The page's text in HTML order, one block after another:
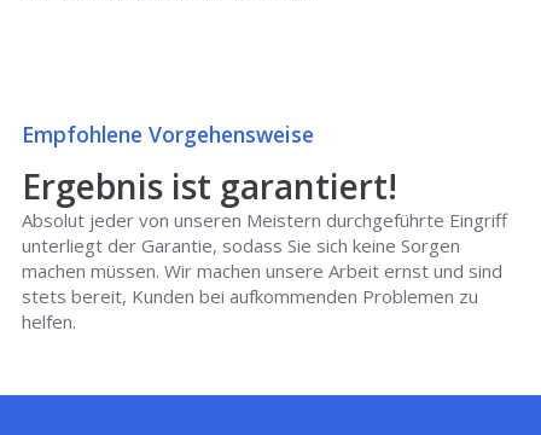
Empfohlene Vorgehensweise
Ergebnis ist garantiert!
Absolut jeder von unseren Meistern durchgeführte Eingriff
unterliegt der Garantie, sodass Sie sich keine Sorgen
machen müssen. Wir machen unsere Arbeit ernst und sind
stets bereit, Kunden bei aufkommenden Problemen zu
helfen.